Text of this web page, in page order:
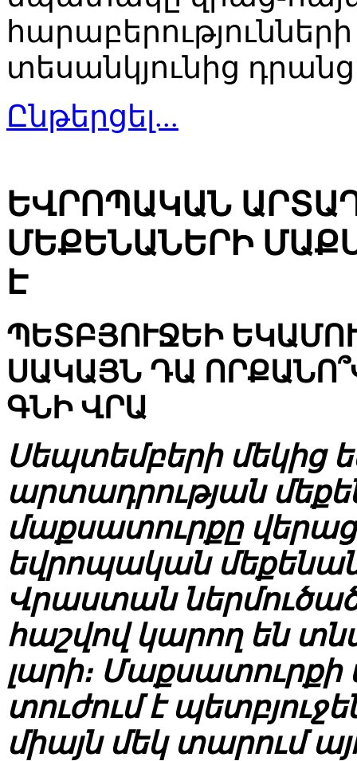
տեսանկյունից դրանց
Ընթերցել...
ԵՎՐՈՊԱԿԱՆ
ՄԵՔԵՆԱՆԵՐԻ
Է
ՊԵՏԲՅՈՒՋԵԻ
ՍԱԿԱՅՆ ԴԱ
ԳՆԻ ՎՐԱ
Սեպտեմբերի մեկից
արտադրության
մաքսատուրքը
եվրոպական
Վրաստան ներմուծած
հաշվով կարող են
լարի։
տուժում է
միայն մեկ տարում